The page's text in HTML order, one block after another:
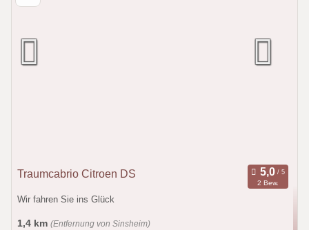
Traumcabrio Citroen DS
2 Bew.
Wir fahren Sie ins Glück
1,4 km (Entfernung von Sinsheim)